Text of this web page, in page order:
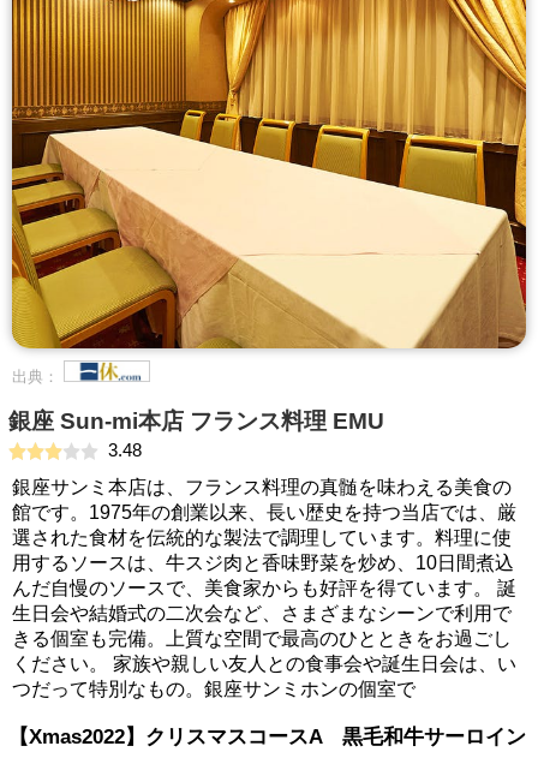
出典：
銀座 Sun‐mi本店 フランス料理 EMU
3.48
銀座サンミ本店は、フランス料理の真髄を味わえる美食の
館です。1975年の創業以来、長い歴史を持つ当店では、厳
選された食材を伝統的な製法で調理しています。料理に使
用するソースは、牛スジ肉と香味野菜を炒め、10日間煮込
んだ自慢のソースで、美食家からも好評を得ています。 誕
生日会や結婚式の二次会など、さまざまなシーンで利用で
きる個室も完備。上質な空間で最高のひとときをお過ごし
ください。 家族や親しい友人との食事会や誕生日会は、い
つだって特別なもの。銀座サンミホンの個室で
【Xmas2022】クリスマスコースA 黒毛和牛サーロイン